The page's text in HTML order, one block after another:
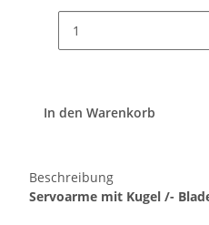
In den Warenkorb
Beschreibung
Servoarme mit Kugel /-